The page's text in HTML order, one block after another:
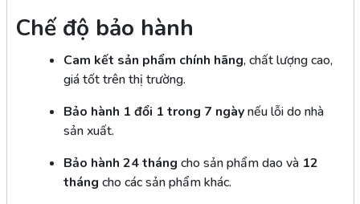
Chế độ bảo hành
Cam kết sản phẩm chính hãng, chất lượng cao,
giá tốt trên thị trường.
Bảo hành 1 đổi 1 trong 7 ngàynếu lỗi do nhà
sản xuất.
Bảo hành 24 tháng cho sản phẩm dao và 12
tháng cho các sản phẩm khác.